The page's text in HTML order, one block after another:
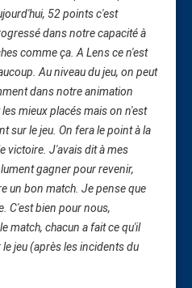
52 points c'est
dans notre capacité à
comme ça. A Lens ce n'est
Au niveau du jeu, on peut
dans notre animation
mieux placés mais on n'est
sur le jeu. On fera le point à la
victoire. J'avais dit à mes
gagner pour revenir,
un bon match. Je pense que
C'est bien pour nous,
match, chacun a fait ce qu'il
jeu (après les incidents du